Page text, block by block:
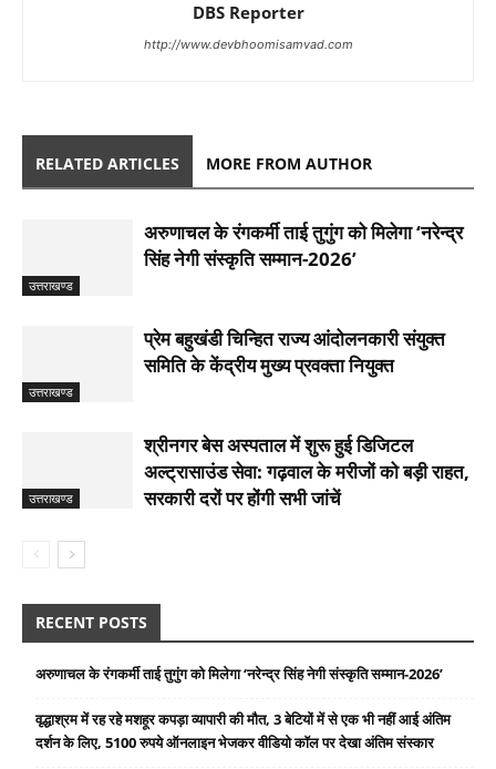
DBS Reporter
http://www.devbhoomisamvad.com
RELATED ARTICLES MORE FROM AUTHOR
उत्तराखण्ड
अरुणाचल के रंगकर्मी ताई तुगुंग को मिलेगा ‘नरेन्द्र
सिंह नेगी संस्कृति सम्मान-2026’
उत्तराखण्ड
प्रेम बहुखंडी चिन्हित राज्य आंदोलनकारी संयुक्त
समिति के केंद्रीय मुख्य प्रवक्ता नियुक्त
उत्तराखण्ड
श्रीनगर बेस अस्पताल में शुरू हुई डिजिटल
अल्ट्रासाउंड सेवा: गढ़वाल के मरीजों को बड़ी राहत,
सरकारी दरों पर होंगी सभी जांचें
RECENT POSTS
अरुणाचल के रंगकर्मी ताई तुगुंग को मिलेगा ‘नरेन्द्र सिंह नेगी संस्कृति सम्मान-2026’
वृद्धाश्रम में रह रहे मशहूर कपड़ा व्यापारी की मौत, 3 बेटियों में से एक भी नहीं आई अंतिम
दर्शन के लिए, 5100 रुपये ऑनलाइन भेजकर वीडियो कॉल पर देखा अंतिम संस्कार